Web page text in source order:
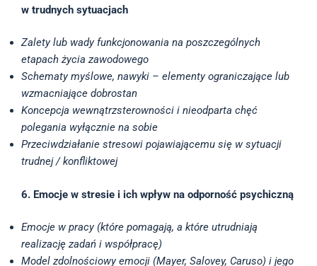
w trudnych sytuacjach
Zalety lub wady funkcjonowania na poszczególnych
etapach życia zawodowego
Schematy myślowe, nawyki – elementy ograniczające lub
wzmacniające dobrostan
Koncepcja wewnątrzsterowności i nieodparta chęć
polegania wyłącznie na sobie
Przeciwdziałanie stresowi pojawiającemu się w sytuacji
trudnej / konfliktowej
6. Emocje w stresie i ich wpływ na odporność psychiczną
Emocje w pracy (które pomagają, a które utrudniają
realizację zadań i współpracę)
Model zdolnościowy emocji (Mayer, Salovey, Caruso) i jego